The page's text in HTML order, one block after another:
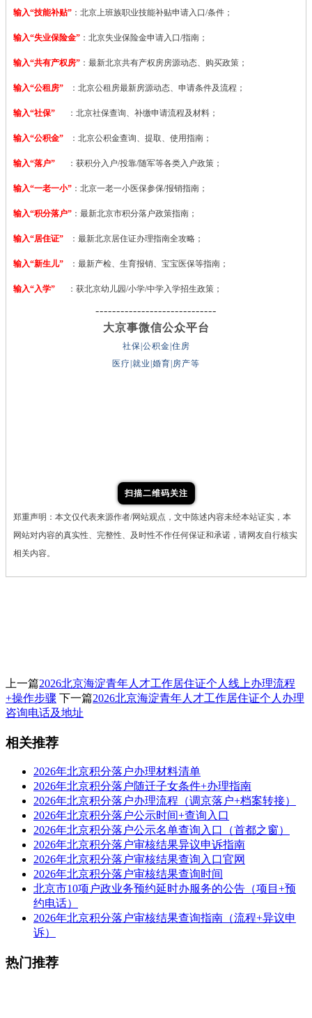
输入“技能补贴” ： 北京上班族职业技能补贴申请入口/条件；
输入“失业保险金” ：北京失业保险金申请入口/指南；
输入“共有产权房” ：最新北京共有产权房房源动态、购买政策；
输入“公租房” ：北京公租房最新房源动态、申请条件及流程；
输入“社保” ：北京社保查询、补缴申请流程及材料；
输入“公积金” ：北京公积金查询、提取、使用指南；
输入“落户” ：获积分入户/投靠/随军等各类入户政策；
输入“一老一小” ：北京一老一小医保参保/报销指南；
输入“积分落户” ：最新北京市积分落户政策指南；
输入“居住证” ：最新北京居住证办理指南全攻略；
输入“新生儿” ：最新产检、生育报销、宝宝医保等指南；
输入“入学” ：获北京幼儿园/小学/中学入学招生政策；
-----------------------------
大京事微信公众平台
社保|公积金|住房
医疗|就业|婚育|房产等
扫描二维码关注
郑重声明：本文仅代表来源作者/网站观点，文中陈述内容未经本站证实，本
网站对内容的真实性、完整性、及时性不作任何保证和承诺，请网友自行核实
相关内容。
上一篇2026北京海淀青年人才工作居住证个人线上办理流程
+操作步骤 下一篇2026北京海淀青年人才工作居住证个人办理
咨询电话及地址
相关推荐
2026年北京积分落户办理材料清单
2026年北京积分落户随迁子女条件+办理指南
2026年北京积分落户办理流程（调京落户+档案转接）
2026年北京积分落户公示时间+查询入口
2026年北京积分落户公示名单查询入口（首都之窗）
2026年北京积分落户审核结果异议申诉指南
2026年北京积分落户审核结果查询入口官网
2026年北京积分落户审核结果查询时间
北京市10项户政业务预约延时办服务的公告（项目+预
约电话）
2026年北京积分落户审核结果查询指南（流程+异议申
诉）
热门推荐